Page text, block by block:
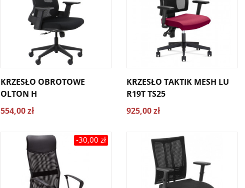
KRZESŁO OBROTOWE
OLTON H
554,00 zł
KRZESŁO TAKTIK MESH LU
R19T TS25
925,00 zł
-30,00 zł